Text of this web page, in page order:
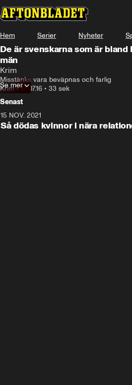
Hem Serier Nyheter
De är svenskarna som är
män
Krim
Misstänks vara beväpnas och farlig
Krim•14.07.16 • 33 sek
Se mer
Senast
15 NOV. 2021
Så dödas kvinnor i nära